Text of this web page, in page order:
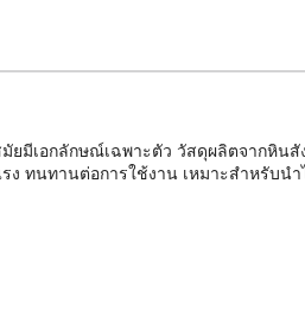
ยมีเอกลักษณ์เฉพาะตัว วัสดุผลิตจากหิน
ทนทานต่อการใช้งาน เหมาะสำหรับน